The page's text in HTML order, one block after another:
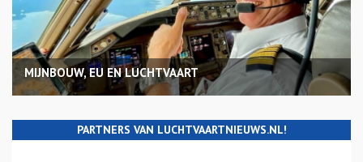
MIJNBOUW, EU EN LUCHTVAART
PARTNERS VAN LUCHTVAARTNIEUWS.NL!